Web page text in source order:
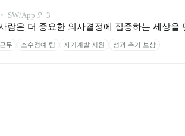
SW/App 외 3
람은 더 중요한 의사결정에 집중하는 세상을
무 소수정예 팀 자기계발 지원 성과 추가 보상